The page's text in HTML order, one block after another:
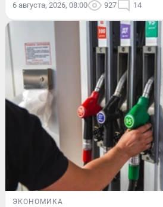
6 августа, 2026, 08:00 927 14
ЭКОНОМИКА